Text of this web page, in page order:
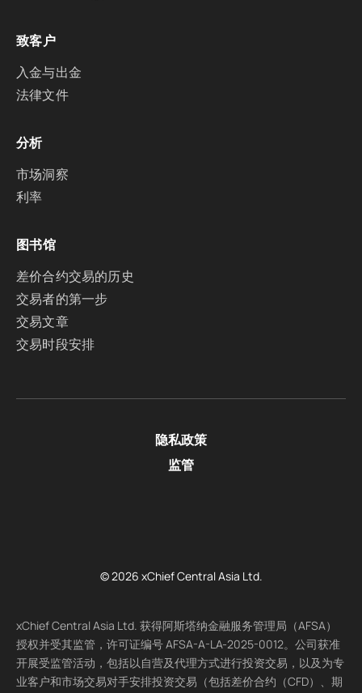
致客户
入金与出金
法律文件
分析
市场洞察
利率
图书馆
差价合约交易的历史
交易者的第一步
交易文章
交易时段安排
隐私政策
监管
© 2026 xChief Central Asia Ltd.
xChief Central Asia Ltd. 获得阿斯塔纳金融服务管理局（AFSA）
授权并受其监管，许可证编号 AFSA-A-LA-2025-0012。公司获准
开展受监管活动，包括以自营及代理方式进行投资交易，以及为专
业客户和市场交易对手安排投资交易（包括差价合约（CFD）、期